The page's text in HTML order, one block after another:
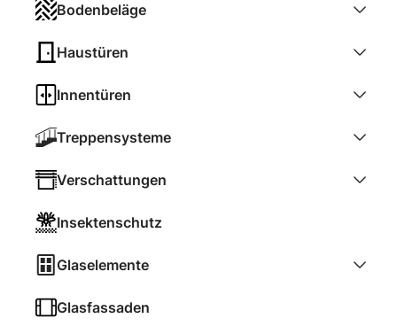
Bodenbeläge
Haustüren
Innentüren
Treppensysteme
Verschattungen
Insektenschutz
Glaselemente
Glasfassaden